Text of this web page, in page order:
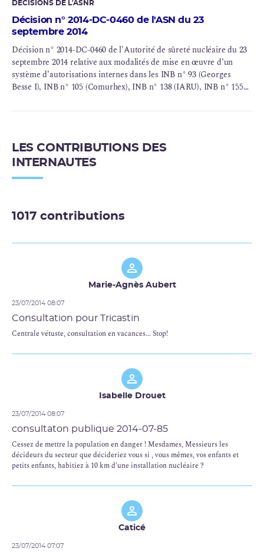
Voir la synthèse des observations du public
DÉCISIONS DE L'ASNR
Décision n° 2014-DC-0460 de l'ASN du 23
septembre 2014
Décision n° 2014-DC-0460 de l'Autorité de sûreté nucléaire du 23
septembre 2014 relative aux modalités de mise en œuvre d’un
système d’autorisations internes dans les INB n° 93 (Georges
Besse I), INB n° 105 (Comurhex), INB n° 138 (IARU), INB n° 155
LES CONTRIBUTIONS DES
INTERNAUTES
1017 contributions
Marie-Agnès Aubert
23/07/2014 08:07
Consultation pour Tricastin
Centrale vétuste, consultation en vacances... Stop!
Isabelle Drouet
23/07/2014 08:07
consultaton publique 2014-07-85
Cessez de mettre la population en danger ! Mesdames, Messieurs les
décideurs du secteur que décideriez vous si , vous mêmes, vos enfants et
petits enfants, habitiez à 10 km d'une installation nucléaire ?
Caticé
23/07/2014 07:07